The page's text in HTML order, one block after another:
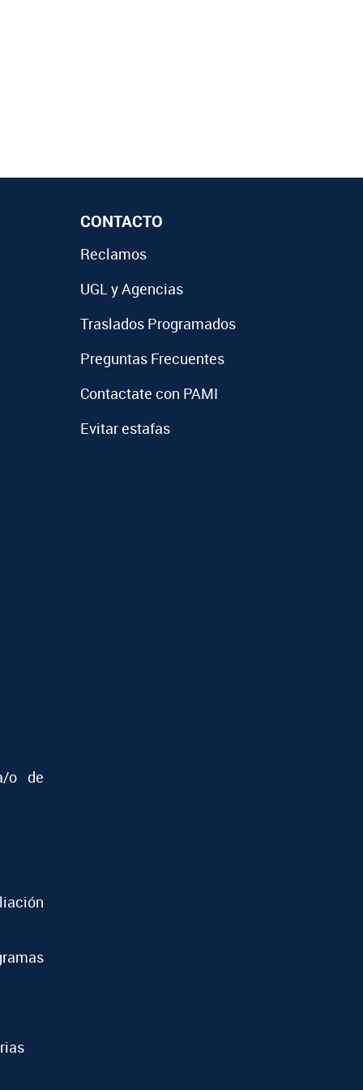
o de
CONTACTO
Reclamos
UGL y Agencias
Traslados Programados
Preguntas Frecuentes
Contactate con PAMI
Evitar estafas